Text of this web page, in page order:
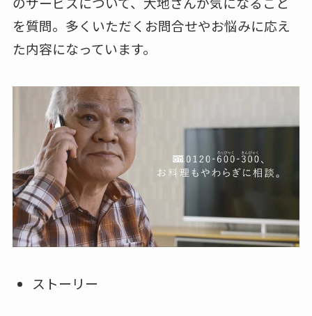
を質問。多くいただくお問合せやお悩みに応え
た内容になっています。
ストーリー